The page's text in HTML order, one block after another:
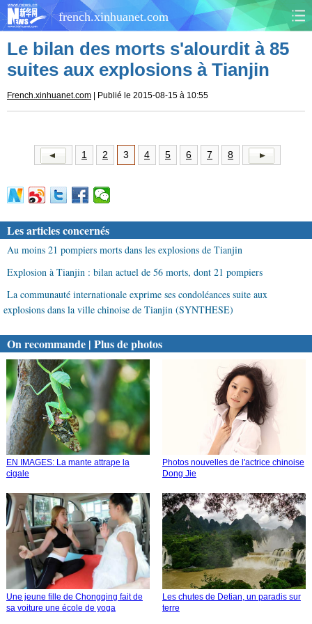
french.xinhuanet.com
CHINE MONDE
SANTÉ SPORTS
SCI&TECH
TOURISME
VIDÉOS
Le bilan des morts s'alourdit à 85
suites aux explosions à Tianjin
French.xinhuanet.com | Publié le 2015-08-15 à 10:55
1 2 3 4 5 6 7 8
Les articles concernés
Au moins 21 pompiers morts dans les explosions de Tianjin
Explosion à Tianjin : bilan actuel de 56 morts, dont 21 pompiers
La communauté internationale exprime ses condoléances suite aux
explosions dans la ville chinoise de Tianjin (SYNTHESE)
On recommande | Plus de photos
EN IMAGES: La mante attrape la
cigale
Photos nouvelles de l'actrice chinoise
Dong Jie
Une jeune fille de Chongqing fait de
sa voiture une école de yoga
Les chutes de Detian, un paradis sur
terre